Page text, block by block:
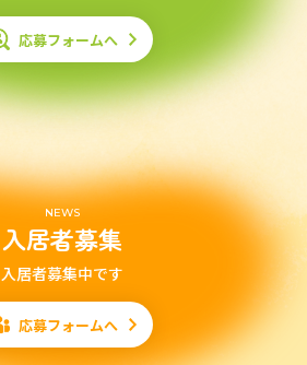
応募フォームへ
NEWS
入居者募集
入居者募集中です
応募フォームへ